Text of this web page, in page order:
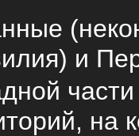
и
на